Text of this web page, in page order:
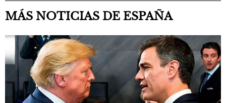
MÁS NOTICIAS DE ESPAÑA